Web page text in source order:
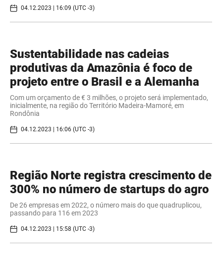
04.12.2023 | 16:09 (UTC -3)
Sustentabilidade nas cadeias
produtivas da Amazônia é foco de
projeto entre o Brasil e a Alemanha
Com um orçamento de € 3 milhões, o projeto será implementado,
inicialmente, na região do Território Madeira-Mamoré, em
Rondônia
04.12.2023 | 16:06 (UTC -3)
Região Norte registra crescimento de
300% no número de startups do agro
De 26 empresas em 2022, o número mais do que quadruplicou,
passando para 116 em 2023
04.12.2023 | 15:58 (UTC -3)